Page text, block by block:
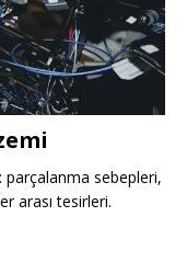
sebepleri,
arası tesirleri.